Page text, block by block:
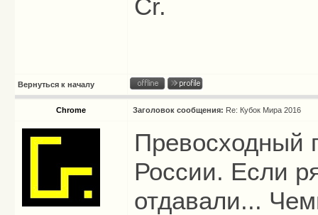
Cr.
Вернуться к началу
Chrome Заголовок сообщения: Re: Кубок Мира 2016
Превосходный
России. Если
отдавали...